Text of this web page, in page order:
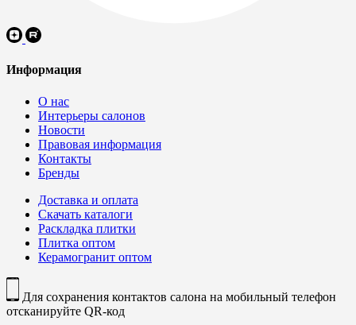
Информация
О нас
Интерьеры салонов
Новости
Правовая информация
Контакты
Бренды
Доставка и оплата
Скачать каталоги
Раскладка плитки
Плитка оптом
Керамогранит оптом
Для сохранения контактов салона на мобильный телефон
отсканируйте QR-код